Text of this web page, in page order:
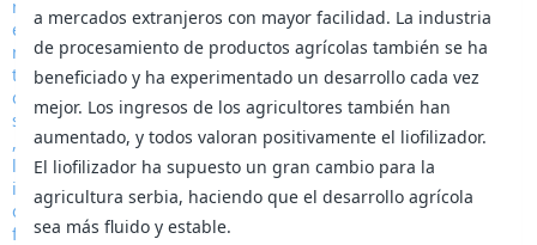
a mercados extranjeros con mayor facilidad. La industria
de procesamiento de productos agrícolas también se ha
beneficiado y ha experimentado un desarrollo cada vez
mejor. Los ingresos de los agricultores también han
aumentado, y todos valoran positivamente el liofilizador.
El liofilizador ha supuesto un gran cambio para la
agricultura serbia, haciendo que el desarrollo agrícola
sea más fluido y estable.